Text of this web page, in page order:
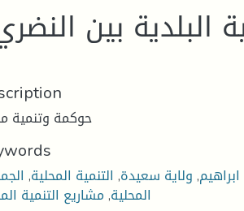
البلدية بين
حوكمة وتنمية
,ولاية سعيدة, التنمية المحلية,
المحلية,مشاريع التنمية